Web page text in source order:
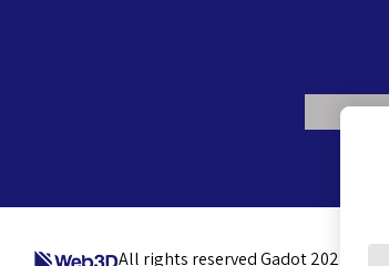
All rights reserved Gadot 2022 - 2026